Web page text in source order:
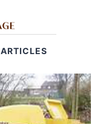
ARTICLES